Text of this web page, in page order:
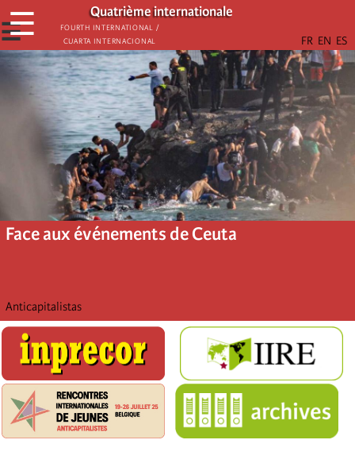
Aller
au
contenu
principal
Quatrième internationale
Fourth International /
Cuarta Internacional
☰
☰
Face aux événements de Ceuta
Anticapitalistas